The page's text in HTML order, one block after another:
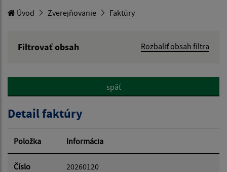
Úvod Zverejňovanie Faktúry
Filtrovať obsah
Rozbaliť obsah filtra
Hľadať v:
Dátum od:
späť
Detail faktúry
Položka Informácia
Číslo
20260120